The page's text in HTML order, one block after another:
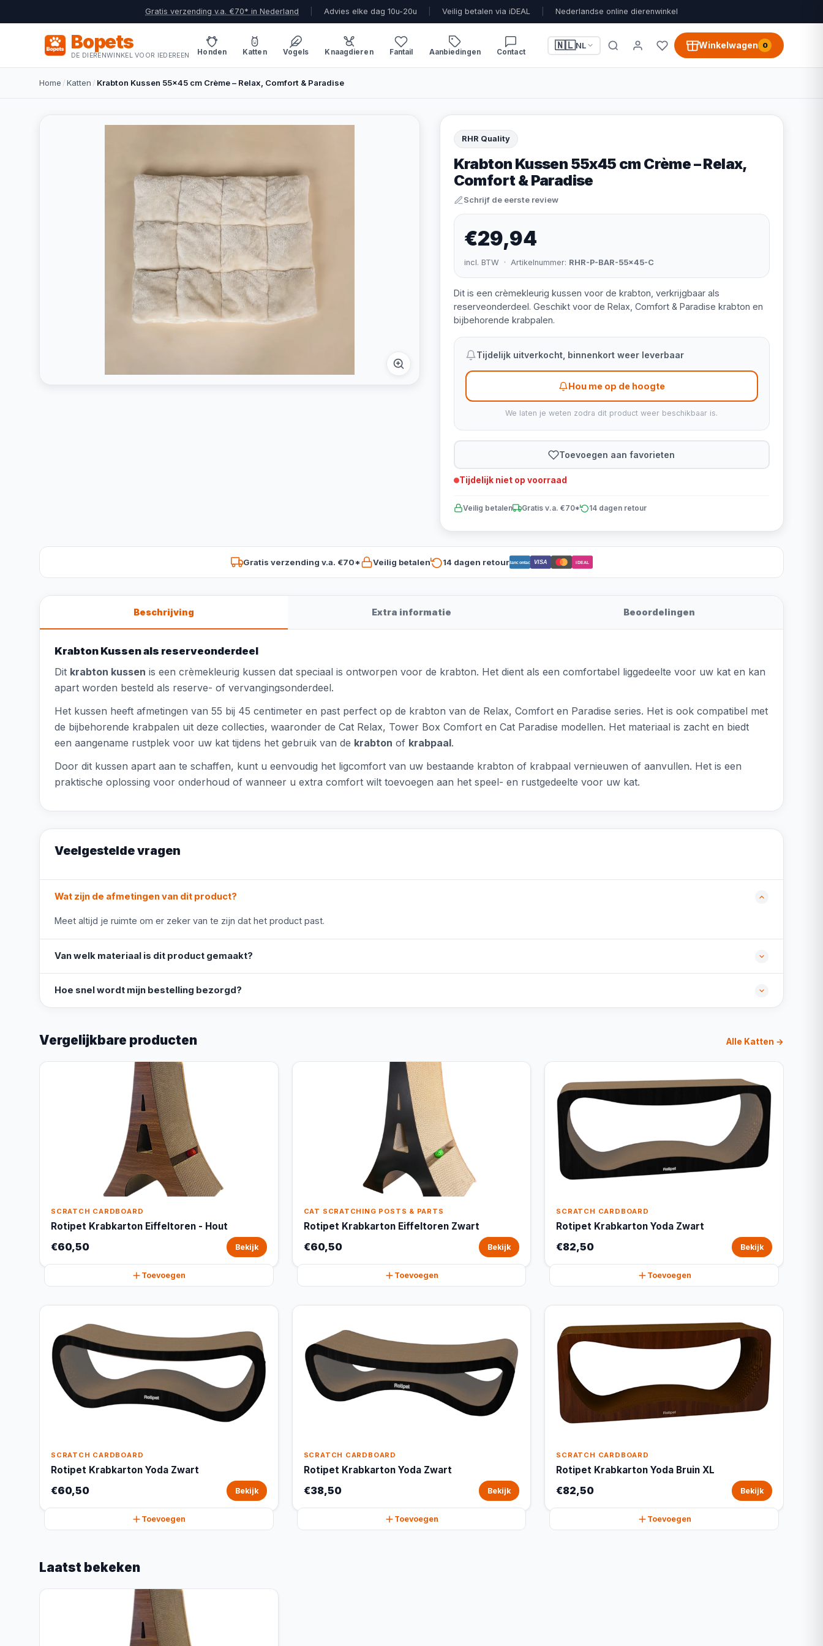
Gratis verzending v.a. €70* in Nederland Advies elke dag 10u-20u Veilig betalen via iDEAL Nederlandse online dierenwinkel
Bopets
DE DIERENWINKEL VOOR IEDEREEN Honden Katten Vogels Knaagdieren Fantail Aanbiedingen Contact
🇳🇱NL Winkelwagen 0
Home /Katten / Krabton Kussen 55x45 cm Crème – Relax, Comfort & Paradise
RHR Quality
Krabton Kussen 55x45 cm Crème – Relax,
Comfort & Paradise
Schrijf de eerste review
€29,94
incl. BTW · Artikelnummer: RHR-P-BAR-55x45-C
Dit is een crèmekleurig kussen voor de krabton, verkrijgbaar als
reserveonderdeel. Geschikt voor de Relax, Comfort & Paradise krabton en
bijbehorende krabpalen.
Tijdelijk uitverkocht, binnenkort weer leverbaar
Hou me op de hoogte
We laten je weten zodra dit product weer beschikbaar is.
Toevoegen aan favorieten
Tijdelijk niet op voorraad
Veilig betalen Gratis v.a. €70* 14 dagen retour
Gratis verzending v.a. €70* Veilig betalen 14 dagen retourBancontact VISA iDEAL
Beschrijving Extra informatie Beoordelingen
Krabton Kussen als reserveonderdeel
Dit krabton kussen is een crèmekleurig kussen dat speciaal is ontworpen voor de krabton. Het dient als een comfortabel liggedeelte voor uw kat en kan
apart worden besteld als reserve- of vervangingsonderdeel.
Het kussen heeft afmetingen van 55 bij 45 centimeter en past perfect op de krabton van de Relax, Comfort en Paradise series. Het is ook compatibel met
de bijbehorende krabpalen uit deze collecties, waaronder de Cat Relax, Tower Box Comfort en Cat Paradise modellen. Het materiaal is zacht en biedt
een aangename rustplek voor uw kat tijdens het gebruik van de krabton of krabpaal.
Door dit kussen apart aan te schaffen, kunt u eenvoudig het ligcomfort van uw bestaande krabton of krabpaal vernieuwen of aanvullen. Het is een
praktische oplossing voor onderhoud of wanneer u extra comfort wilt toevoegen aan het speel- en rustgedeelte voor uw kat.
Veelgestelde vragen
Wat zijn de afmetingen van dit product?
Meet altijd je ruimte om er zeker van te zijn dat het product past.
Van welk materiaal is dit product gemaakt?
Hoe snel wordt mijn bestelling bezorgd?
Vergelijkbare producten Alle Katten →
SCRATCH CARDBOARD
Rotipet Krabkarton Eiffeltoren - Hout
€60,50 Bekijk
Toevoegen
CAT SCRATCHING POSTS & PARTS
Rotipet Krabkarton Eiffeltoren Zwart
€60,50 Bekijk
Toevoegen
SCRATCH CARDBOARD
Rotipet Krabkarton Yoda Zwart
€82,50 Bekijk
Toevoegen
SCRATCH CARDBOARD
Rotipet Krabkarton Yoda Zwart
€60,50 Bekijk
Toevoegen
SCRATCH CARDBOARD
Rotipet Krabkarton Yoda Zwart
€38,50 Bekijk
Toevoegen
SCRATCH CARDBOARD
Rotipet Krabkarton Yoda Bruin XL
€82,50 Bekijk
Toevoegen
Laatst bekeken